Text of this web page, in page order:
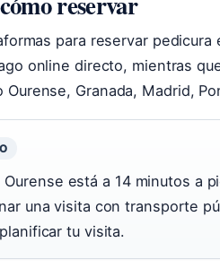
para reservar
online directo, mientras
Ourense, Granada, Madrid,
Ourense está a 14 minutos a
una visita con transporte
tu visita.